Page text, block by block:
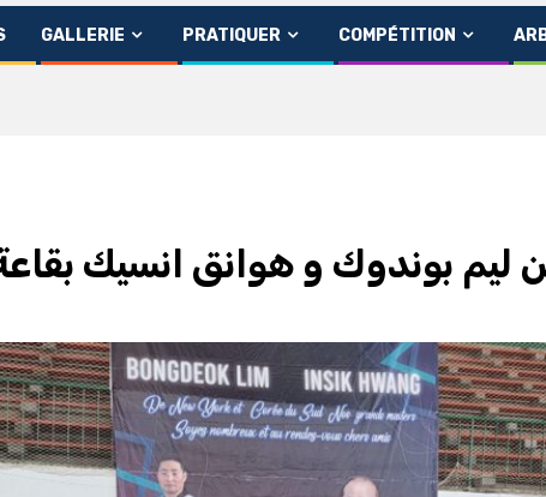
GALLERIE PRATIQUER COMPÉTITION
ليم بوندوك و هوانق انسيك